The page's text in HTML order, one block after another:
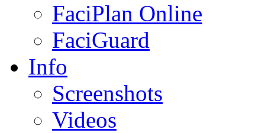
FaciPlan Online
FaciGuard
Info
Screenshots
Videos